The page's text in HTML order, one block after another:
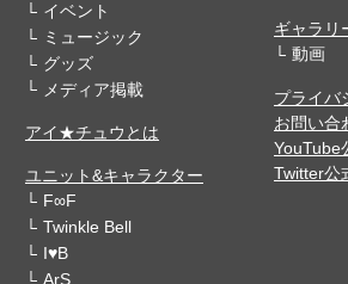
イベント
ミュージック
グッズ
メディア掲載
アイ★チュウとは
ユニット&キャラクター
F∞F
Twinkle Bell
I♥B
ArS
ギャラリ
動画
プライバ
お問い合
YouTube
Twitter公